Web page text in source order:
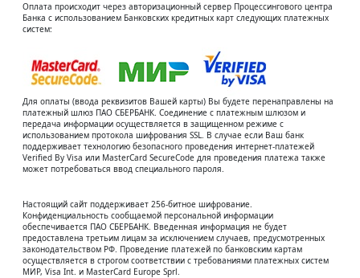
Оплата происходит через авторизационный сервер Процессингового центра
Банка с использованием Банковских кредитных карт следующих платежных
систем:
Для оплаты (ввода реквизитов Вашей карты) Вы будете перенаправлены на
платежный шлюз ПАО СБЕРБАНК. Соединение с платежным шлюзом и
передача информации осуществляется в защищенном режиме с
использованием протокола шифрования SSL. В случае если Ваш банк
поддерживает технологию безопасного проведения интернет-платежей
Verified By Visa или MasterCard SecureCode для проведения платежа также
может потребоваться ввод специального пароля.
Настоящий сайт поддерживает 256-битное шифрование.
Конфиденциальность сообщаемой персональной информации
обеспечивается ПАО СБЕРБАНК. Введенная информация не будет
предоставлена третьим лицам за исключением случаев, предусмотренных
законодательством РФ. Проведение платежей по банковским картам
осуществляется в строгом соответствии с требованиями платежных систем
МИР, Visa Int. и MasterCard Europe Sprl.